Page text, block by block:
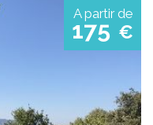
A partir de
175 €